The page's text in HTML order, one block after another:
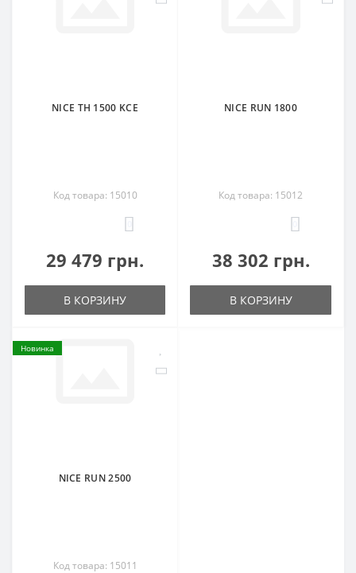
NICE TH 1500 KCE
Код товара: 15010
29 479 грн.
В КОРЗИНУ
NICE RUN 1800
Код товара: 15012
38 302 грн.
В КОРЗИНУ
Новинка
NICE RUN 2500
Код товара: 15011